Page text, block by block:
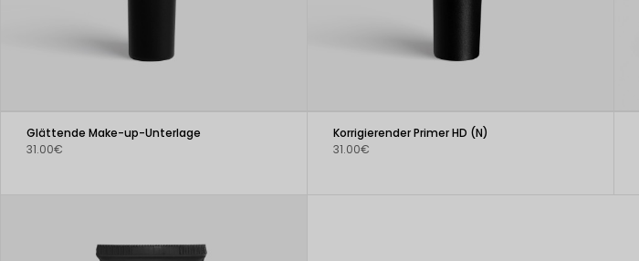
Glättende Make-up-Unterlage
31.00€
Korrigierender Primer HD (N)
31.00€